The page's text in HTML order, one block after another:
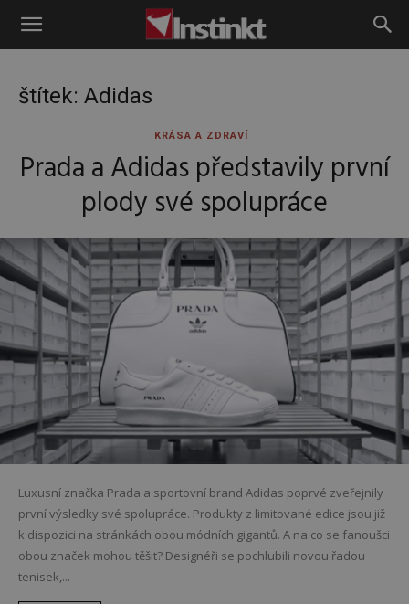
Instinkt
štítek: Adidas
KRÁSA A ZDRAVÍ
Prada a Adidas představily první
plody své spolupráce
Luxusní značka Prada a sportovní brand Adidas poprvé zveřejnily
první výsledky své spolupráce. Produkty z limitované edice jsou již
k dispozici na stránkách obou módních gigantů. A na co se fanoušci
obou značek mohou těšit? Designéři se pochlubili novou řadou
tenisek,...